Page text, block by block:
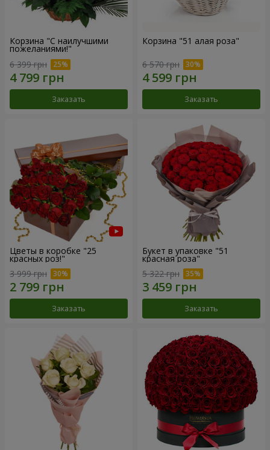
Корзина "С наилучшими
пожеланиями!"
6 399 грн
Заказать
Корзина "51 алая роза"
6 570 грн
Заказать
Цветы в коробке "25
красных роз!"
3 999 грн
Заказать
Букет в упаковке "51
красная роза"
5 322 грн
Заказать